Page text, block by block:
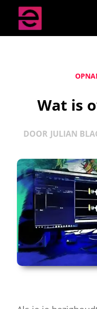
Wat is
DOOR JULIAN